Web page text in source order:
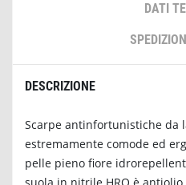
DATI
DESCRIZIONE
Scarpe antinfortunistiche da
estremamente comode ed
pelle pieno fiore